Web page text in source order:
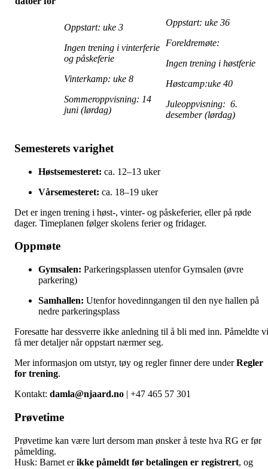
Oppstart: uke 3
Ingen trening i vinterferie
og påskeferie
Vinterkamp: uke 8
Sommeroppvisning: 14
juni (lørdag)
Oppstart: uke 36
Foreldremøte:
Ingen trening i høstferie
Høstcamp:uke 40
Juleoppvisning: 6.
desember (lørdag)
Semesterets varighet
Høstsemesteret: ca. 12–13 uker
Vårsemesteret: ca. 18–19 uker
Det er ingen trening i høst-, vinter- og påskeferier, eller på røde
dager. Timeplanen følger skolens ferier og fridager.
Oppmøte
Gymsalen: Parkeringsplassen utenfor Gymsalen (øvre
parkering)
Samhallen: Utenfor hovedinngangen til den nye hallen på
nedre parkeringsplass
Foresatte har dessverre ikke anledning til å bli med inn. Påmeldte
få mer detaljer når oppstart nærmer seg.
Mer informasjon om utstyr, tøy og regler finner dere underRegler
for trening.
Kontakt: damla@njaard.no | +47 465 57 301
Prøvetime
Prøvetime kan være lurt dersom man ønsker å teste hva RG er før
påmelding.
Husk: Barnet erikke påmeldt før betalingen er registrert, og